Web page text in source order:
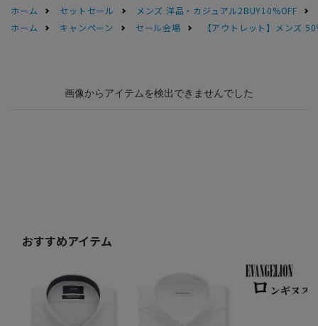
ホーム
セットセール
メンズ 洋品・カジュアル2BUY10%OFF
ホーム
キャンペーン セール会場 【アウトレット】メンズ